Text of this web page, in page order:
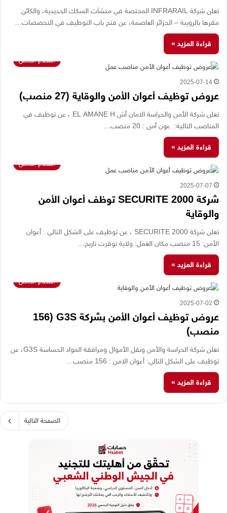
تعلن شركة INFRARAIL المختصة في منشآت السكك الحديدية، والكائن
مقرها بالرويبة – الجزائر العاصمة، عن فتح باب التوظيف في التخصصات…
قراءة المزيد »
القطاع الخاص
2025-07-14
عروض توظيف أعوان الأمن والوقاية (27 منصب)
تعلن شركة الأمن والحراسة الامان أش EL AMANE H ، عن توظيف في
المناصب التالية: عون أمن : 20 منصب…
قراءة المزيد »
القطاع الخاص
2025-07-07
شركة SECURITE 2000 توظف أعوان الأمن
والوقاية
تعلن شركة SECURITE 2000 ، عن توظيف على الشكل التالي : أعوان
الأمن: 15 منصب مكان العمل: ولاية توقرت تاريخ…
قراءة المزيد »
القطاع الخاص
2025-07-02
عروض توظيف أعوان الأمن بشركة G3S (156
منصب)
تعلن شركة الحراسة والأمن ونقل الأموال ومرافقة المواد الحساسة G3S، عن
توظيف على الشكل التالي: أعوان الامن : 156 منصب…
قراءة المزيد »
الصفحة التالية